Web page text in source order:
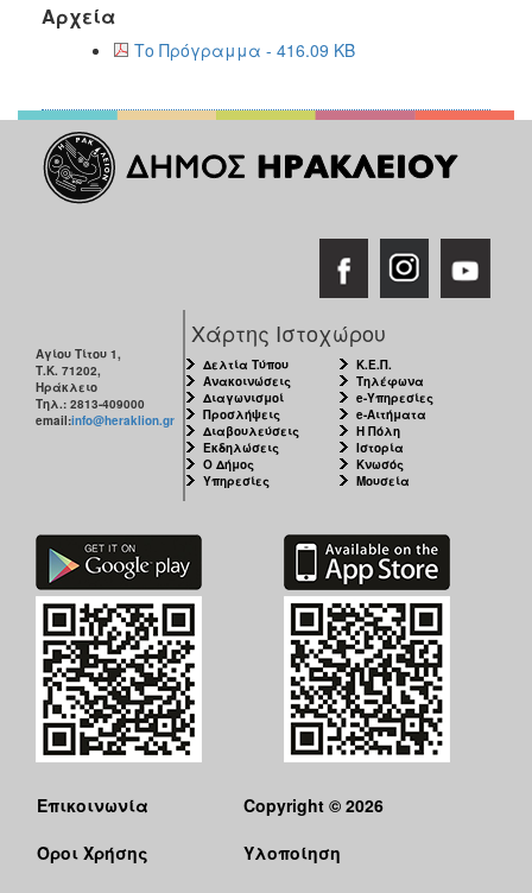
Αρχεία
Το Πρόγραμμα - 416.09 KB
Αγίου Τίτου 1,
Τ.Κ. 71202,
Ηράκλειο
Τηλ.: 2813-409000
email:info@heraklion.gr
Χάρτης Ιστοχώρου
Δελτία Τύπου
Ανακοινώσεις
Διαγωνισμοί
Προσλήψεις
Διαβουλεύσεις
Εκδηλώσεις
Ο Δήμος
Υπηρεσίες
Κ.Ε.Π.
Τηλέφωνα
e-Υπηρεσίες
e-Αιτήματα
Η Πόλη
Ιστορία
Κνωσός
Μουσεία
Επικοινωνία
Όροι Χρήσης
Copyright © 2026
Υλοποίηση